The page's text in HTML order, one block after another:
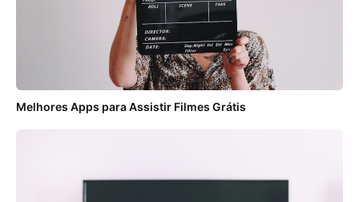
Melhores Apps para Assistir Filmes Grátis